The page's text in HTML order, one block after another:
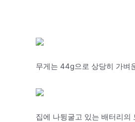
무게는 44g으로 상당히 가벼
집에 나뒹굴고 있는 배터리의